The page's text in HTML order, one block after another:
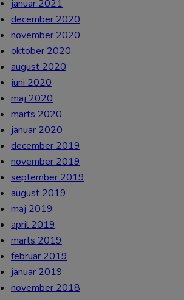
januar 2021
december 2020
november 2020
oktober 2020
august 2020
juni 2020
maj 2020
marts 2020
januar 2020
december 2019
november 2019
september 2019
august 2019
maj 2019
april 2019
marts 2019
februar 2019
januar 2019
november 2018